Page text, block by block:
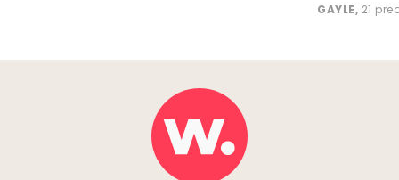
GAYLE, 21